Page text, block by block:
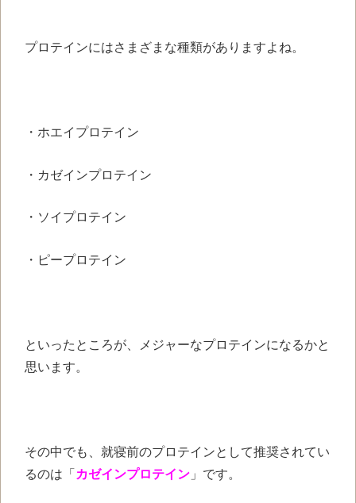
プロテインにはさまざまな種類がありますよね。
・ホエイプロテイン
・カゼインプロテイン
・ソイプロテイン
・ピープロテイン
といったところが、メジャーなプロテインになるかと
思います。
その中でも、就寝前のプロテインとして推奨されてい
るのは「 カゼインプロテイン 」です。